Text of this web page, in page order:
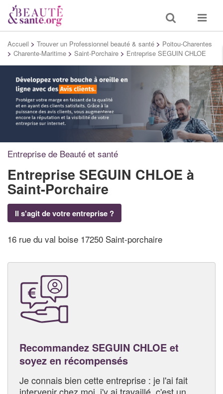
Toggle
search
Toggle
Accueil > Trouver un Professionnel beauté & santé > Poitou-Charentes
> Charente-Maritime > Saint-Porchaire > Entreprise SEGUIN CHLOE
Entreprise de Beauté et santé
Entreprise SEGUIN CHLOE à
Saint-Porchaire
Il s'agit de votre entreprise ?
16 rue du val boise 17250 Saint-porchaire
Recommandez SEGUIN CHLOE et
soyez en récompensés
Je connais bien cette entreprise : je l'ai fait
intervenir chez moi, j'y ai travaillé, c'est un